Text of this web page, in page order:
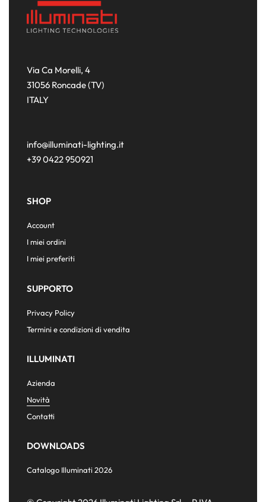
Via Ca Morelli, 4
31056 Roncade (TV)
ITALY
info@illuminati-lighting.it
+39 0422 950921
SHOP
Account
I miei ordini
I miei preferiti
SUPPORTO
Privacy Policy
Termini e condizioni di vendita
ILLUMINATI
Azienda
Novità
Contatti
DOWNLOADS
Catalogo Illuminati 2026